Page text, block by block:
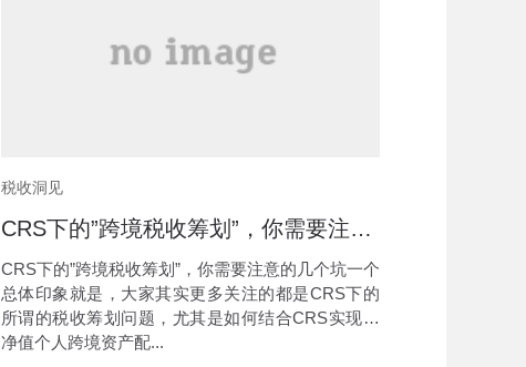
税收洞见
CRS下的”跨境税收筹划”，你需要注意的几个坑
CRS下的”跨境税收筹划”，你需要注意的几个坑一个
总体印象就是，大家其实更多关注的都是CRS下的
所谓的税收筹划问题，尤其是如何结合CRS实现高
净值个人跨境资产配...